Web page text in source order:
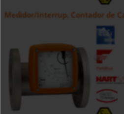
Medidor/Interrup. Contador de